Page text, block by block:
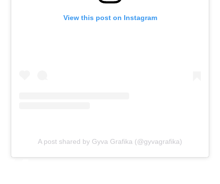
View this post on Instagram
A post shared by Gyva Grafika (@gyvagrafika)